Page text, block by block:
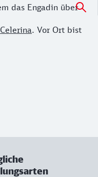
das Engadin über
Celerina. Vor Ort bist